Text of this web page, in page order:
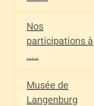
Nos
participations à
.....
Musée de
Langenburg